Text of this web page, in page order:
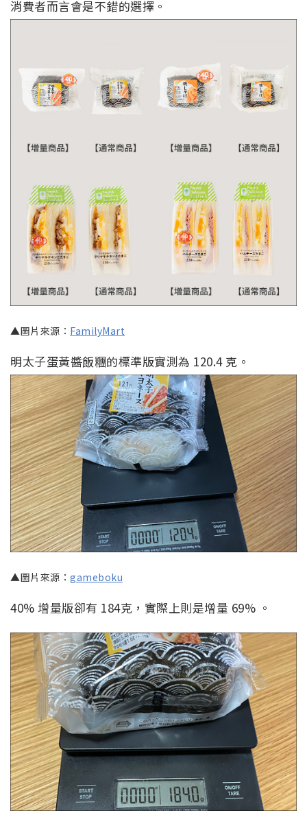
消費者而言會是不錯的選擇。
▲圖片來源： FamilyMart
明太子蛋黃醬飯糰的標準版實測為 120.4 克。
▲圖片來源： gameboku
40% 增量版卻有 184克，實際上則是增量 69% 。